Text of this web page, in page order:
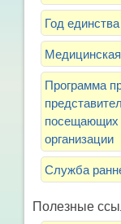
Год
Программа
посещающих
организации
Служба
Полезные